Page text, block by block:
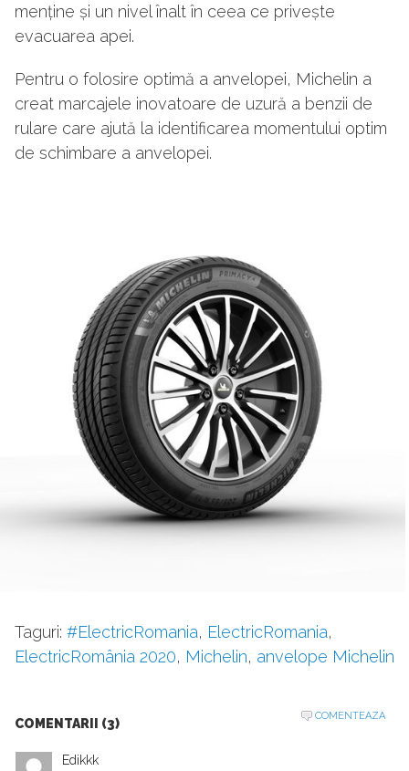
menține și un nivel înalt în ceea ce privește
evacuarea apei.
Pentru o folosire optimă a anvelopei, Michelin a
creat marcajele inovatoare de uzură a benzii de
rulare care ajută la identificarea momentului optim
de schimbare a anvelopei.
Taguri: #ElectricRomania, ElectricRomania,
ElectricRomânia 2020, Michelin, anvelope Michelin
COMENTARII (3)
COMENTEAZA
Edikkk